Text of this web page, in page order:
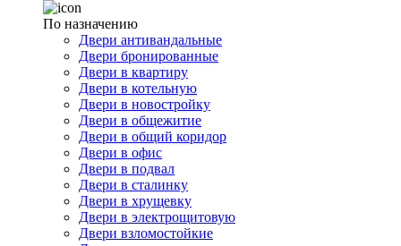
По назначению
Двери антивандальные
Двери бронированные
Двери в квартиру
Двери в котельную
Двери в новостройку
Двери в общежитие
Двери в общий коридор
Двери в офис
Двери в подвал
Двери в сталинку
Двери в хрущевку
Двери в электрощитовую
Двери взломостойкие